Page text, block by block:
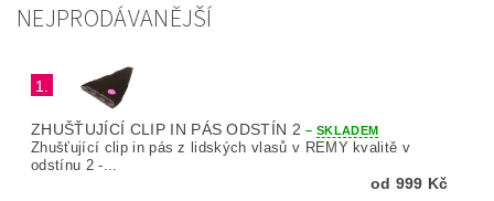
NEJPRODÁVANĚJŠÍ
1.
ZHUŠŤUJÍCÍ CLIP IN PÁS ODSTÍN 2–SKLADEM
Zhušťující clip in pás z lidských vlasů v REMY kvalitě v
odstínu 2 -...
od 999 Kč